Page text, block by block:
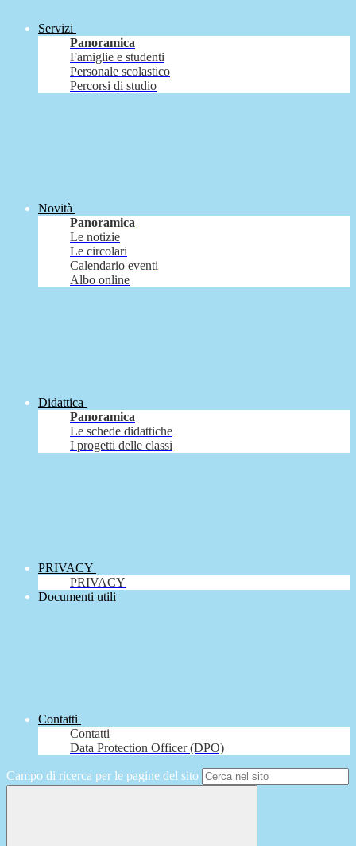
Servizi
Panoramica
Famiglie e studenti
Personale scolastico
Percorsi di studio
Novità
Panoramica
Le notizie
Le circolari
Calendario eventi
Albo online
Didattica
Panoramica
Le schede didattiche
I progetti delle classi
PRIVACY
PRIVACY
Documenti utili
Contatti
Contatti
Data Protection Officer (DPO)
Campo di ricerca per le pagine del sito